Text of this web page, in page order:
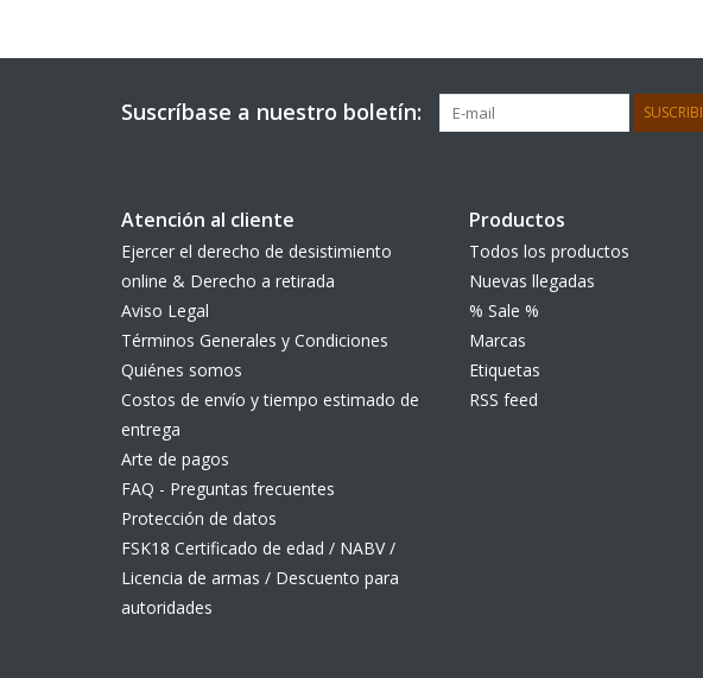
Suscríbase a nuestro boletín:
Atención al cliente
Ejercer el derecho de desistimiento
online & Derecho a retirada
Aviso Legal
Términos Generales y Condiciones
Quiénes somos
Costos de envío y tiempo estimado de
entrega
Arte de pagos
FAQ - Preguntas frecuentes
Protección de datos
FSK18 Certificado de edad / NABV /
Licencia de armas / Descuento para
autoridades
Productos
Todos los productos
Nuevas llegadas
% Sale %
Marcas
Etiquetas
RSS feed